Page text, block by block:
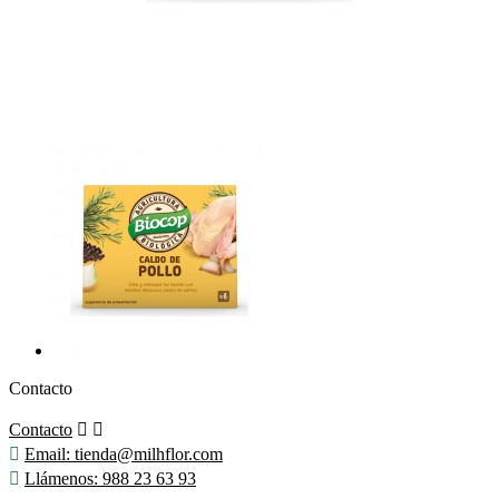
Contacto
Contacto  
 Email: tienda@milhflor.com
 Llámenos: 988 23 63 93